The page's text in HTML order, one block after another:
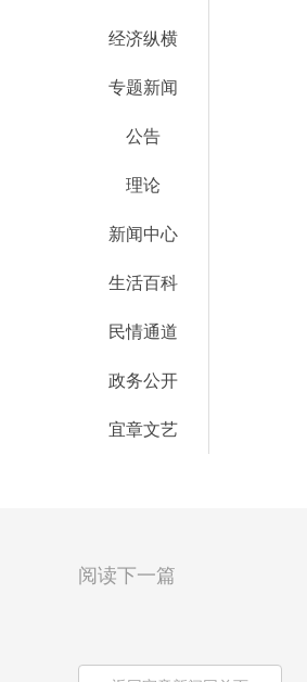
经济纵横
专题新闻
公告
理论
新闻中心
生活百科
民情通道
政务公开
宜章文艺
阅读下一篇